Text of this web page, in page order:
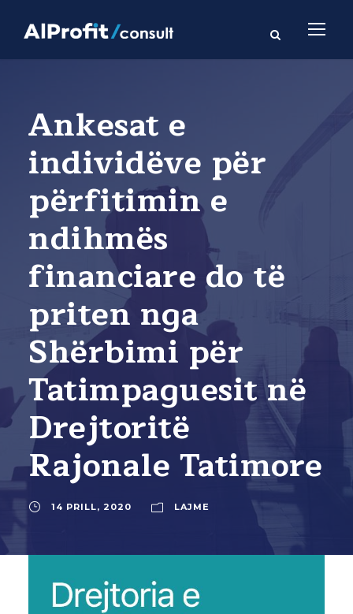
Ankesat e
individëve për
përfitimin e
ndihmës
financiare do të
priten nga
Shërbimi për
Tatimpaguesit në
Drejtoritë
Rajonale Tatimore
14 PRILL, 2020 LAJME